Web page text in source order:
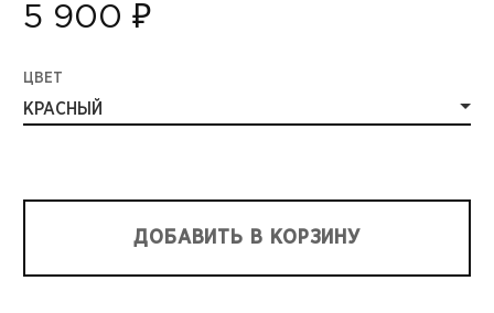
5 900 ₽
ЦВЕТ
КРАСНЫЙ
ДОБАВИТЬ В КОРЗИНУ